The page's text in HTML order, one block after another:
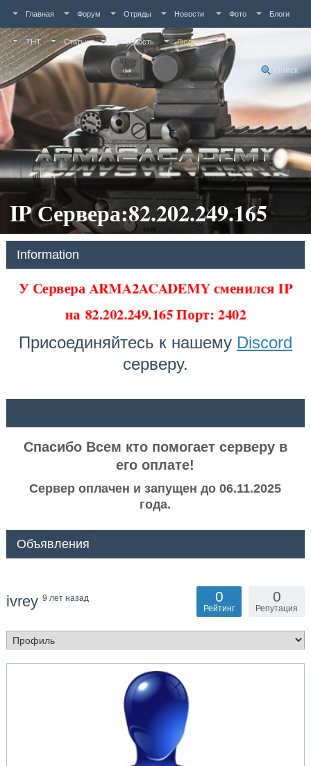
Главная Форум Отряды Новости Фото Блоги
ТНТ Статьи Активность Люди
Поиск
IP Сервера:82.202.249.165
Information
У Сервера ARMA2ACADEMY сменился IP
на82.202.249.165 Порт: 2402
Присоединяйтесь к нашему Discord
серверу.
Спасибо Всем кто помогает серверу в
его оплате!
Сервер оплачен и запущен до 06.11.2025
года.
Объявления
ivrey 9 лет назад 0
Репутация
0
Рейтинг